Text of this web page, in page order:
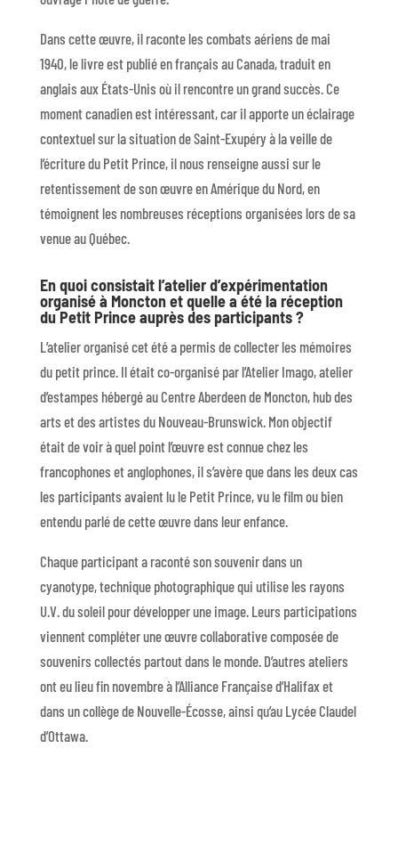
Dans cette œuvre, il raconte les combats aériens de mai
1940, le livre est publié en français au Canada, traduit en
anglais aux États-Unis où il rencontre un grand succès. Ce
moment canadien est intéressant, car il apporte un éclairage
contextuel sur la situation de Saint-Exupéry à la veille de
l’écriture du Petit Prince, il nous renseigne aussi sur le
retentissement de son œuvre en Amérique du Nord, en
témoignent les nombreuses réceptions organisées lors de sa
venue au Québec.
En quoi consistait l’atelier d’expérimentation
organisé à Moncton et quelle a été la réception
du Petit Prince auprès des participants ?
L’atelier organisé cet été a permis de collecter les mémoires
du petit prince. Il était co-organisé par l’Atelier Imago, atelier
d’estampes hébergé au Centre Aberdeen de Moncton, hub des
arts et des artistes du Nouveau-Brunswick. Mon objectif
était de voir à quel point l’œuvre est connue chez les
francophones et anglophones, il s’avère que dans les deux cas
les participants avaient lu le Petit Prince, vu le film ou bien
entendu parlé de cette œuvre dans leur enfance.
Chaque participant a raconté son souvenir dans un
cyanotype, technique photographique qui utilise les rayons
U.V. du soleil pour développer une image. Leurs participations
viennent compléter une œuvre collaborative composée de
souvenirs collectés partout dans le monde. D’autres ateliers
ont eu lieu fin novembre à l’Alliance Française d’Halifax et
dans un collège de Nouvelle-Écosse, ainsi qu’au Lycée Claudel
d’Ottawa.